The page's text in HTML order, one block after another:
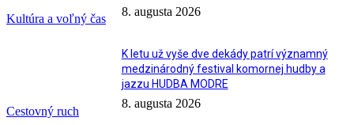
Kultúra a voľný čas
8. augusta 2026
Cestovný ruch
K letu už vyše dve dekády patrí významný
medzinárodný festival komornej hudby a
jazzu HUDBA MODRE
8. augusta 2026